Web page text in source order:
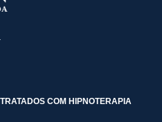
COM HIPNOTERAPIA